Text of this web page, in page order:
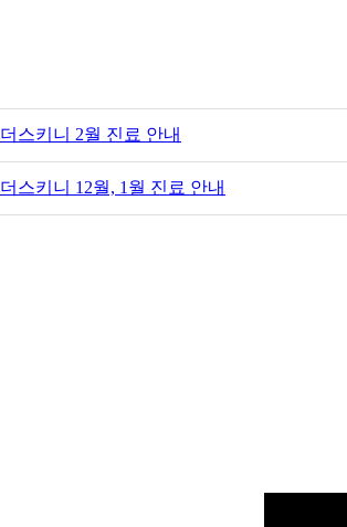
더스키니 2월 진료 안내
더스키니 12월, 1월 진료 안내